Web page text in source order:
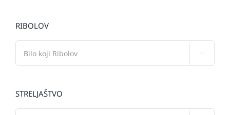
RIBOLOV
STRELJAŠTVO